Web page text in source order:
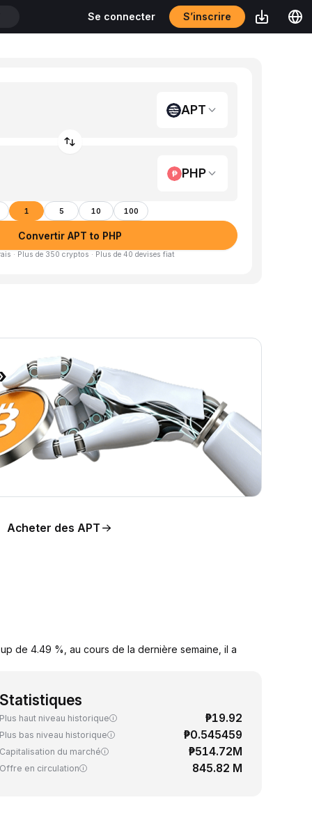
Se connecter S’inscrire
APT
PHP
1 5 10 100
Convertir APT to PHP
· Plus de 350 cryptos · Plus de 40 devises fiat
du
Acheter des APT
de 4.49 %, au cours de la dernière semaine, il a
Statistiques
Plus haut niveau historique ₱19.92
Plus bas niveau historique ₱0.545459
Capitalisation du marché ₱514.72M
Offre en circulation 845.82 M